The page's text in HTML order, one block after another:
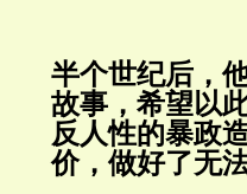
半个世纪后，
故事，希望以
反人性的暴政
价，做好了无